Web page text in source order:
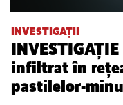
INVESTIGAȚII
infiltrat în
pastilelor-